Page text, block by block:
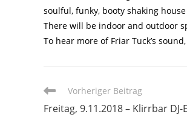
soulful, funky, booty shaking
There will be indoor and outdoor
To hear more of Friar Tuck’s sound,
Weitere
ansehen
Vorheriger Beitrag
Freitag, 9.11.2018 – Klirrbar DJ-